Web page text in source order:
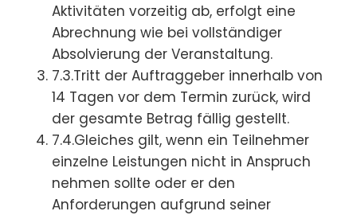
Aktivitäten vorzeitig ab, erfolgt eine
Abrechnung wie bei vollständiger
Absolvierung der Veranstaltung.
7.3.Tritt der Auftraggeber innerhalb von
14 Tagen vor dem Termin zurück, wird
der gesamte Betrag fällig gestellt.
7.4.Gleiches gilt, wenn ein Teilnehmer
einzelne Leistungen nicht in Anspruch
nehmen sollte oder er den
Anforderungen aufgrund seiner